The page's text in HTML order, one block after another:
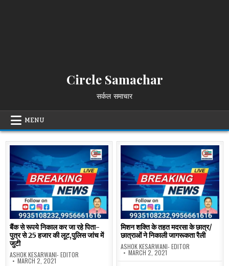
Circle Samachar
सर्कल समाचार
MENU
बैंक से रूपये निकाल कर जा रहे पिता-
पुत्र से 25 हजार की लूट,पुलिस जांच में
जुटी
ASHOK KESARWANI- EDITOR
MARCH 2, 2021
मिशन शक्ति के तहत मदरसा के छात्र/
छात्राओं ने निकाली जागरूकता रैली
ASHOK KESARWANI- EDITOR
MARCH 2, 2021